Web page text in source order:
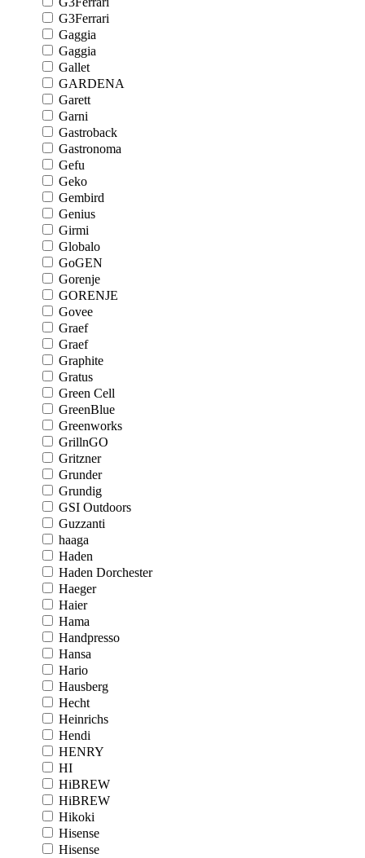
G3Ferrari
Gaggia
Gaggia
Gallet
GARDENA
Garett
Garni
Gastroback
Gastronoma
Gefu
Geko
Gembird
Genius
Girmi
Globalo
GoGEN
Gorenje
GORENJE
Govee
Graef
Graef
Graphite
Gratus
Green Cell
GreenBlue
Greenworks
GrillnGO
Gritzner
Grunder
Grundig
GSI Outdoors
Guzzanti
haaga
Haden
Haden Dorchester
Haeger
Haier
Hama
Handpresso
Hansa
Hario
Hausberg
Hecht
Heinrichs
Hendi
HENRY
HI
HiBREW
HiBREW
Hikoki
Hisense
Hisense